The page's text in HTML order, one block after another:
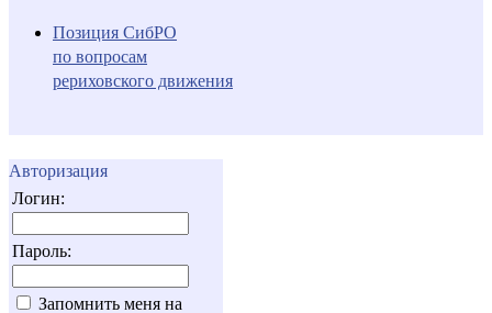
Позиция СибРО
по вопросам
рериховского движения
Авторизация
Логин:
Пароль:
Запомнить меня на